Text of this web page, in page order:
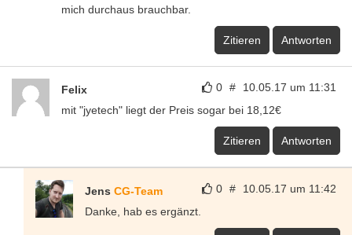
mich durchaus brauchbar.
Zitieren Antworten
0 # 10.05.17 um 11:31
Felix
mit "jyetech" liegt der Preis sogar bei 18,12€
Zitieren Antworten
0 # 10.05.17 um 11:42
Jens CG-Team
Danke, hab es ergänzt.